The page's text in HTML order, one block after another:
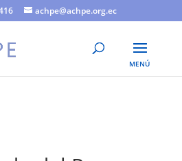
achpe@achpe.org.ec